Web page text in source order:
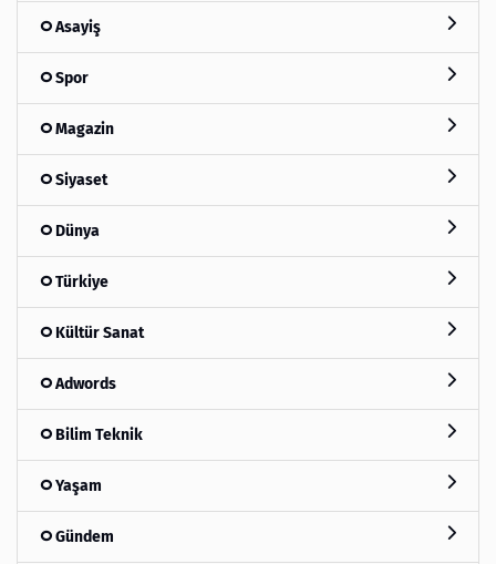
Asayiş
Spor
Magazin
Siyaset
Dünya
Türkiye
Kültür Sanat
Adwords
Bilim Teknik
Yaşam
Gündem